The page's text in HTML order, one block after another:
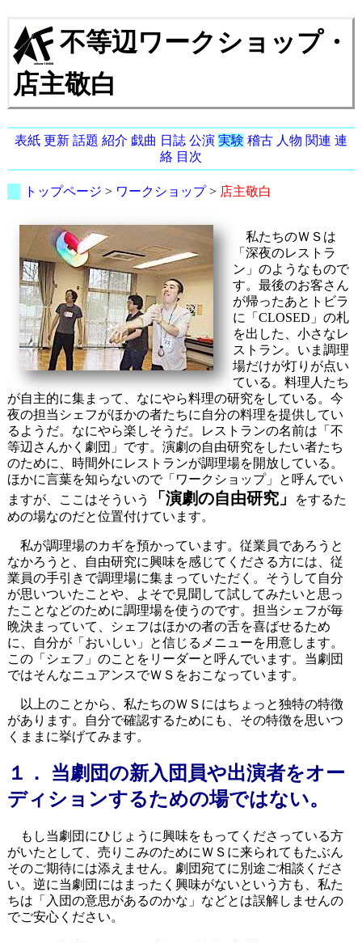
不等辺ワークショップ・
店主敬白
表紙 更新 話題 紹介 戯曲 日誌 公演 実験 稽古 人物 関連 連
絡 目次
トップページ > ワークショップ> 店主敬白
私たちのＷＳは
「深夜のレストラ
ン」のようなもので
す。最後のお客さん
が帰ったあとトビラ
に「CLOSED」の札
を出した、小さなレ
ストラン。いま調理
場だけが灯りが点い
ている。料理人たち
が自主的に集まって、なにやら料理の研究をしている。今
夜の担当シェフがほかの者たちに自分の料理を提供してい
るようだ。なにやら楽しそうだ。レストランの名前は「不
等辺さんかく劇団」です。演劇の自由研究をしたい者たち
のために、時間外にレストランが調理場を開放している。
ほかに言葉を知らないので「ワークショップ」と呼んでい
ますが、ここはそういう
「演劇の自由研究」
をするた
めの場なのだと位置付けています。
私が調理場のカギを預かっています。従業員であろうと
なかろうと、自由研究に興味を感じてくださる方には、従
業員の手引きで調理場に集まっていただく。そうして自分
が思いついたことや、よそで見聞して試してみたいと思っ
たことなどのために調理場を使うのです。担当シェフが毎
晩決まっていて、シェフはほかの者の舌を喜ばせるため
に、自分が「おいしい」と信じるメニューを用意します。
この「シェフ」のことをリーダーと呼んでいます。当劇団
ではそんなニュアンスでＷＳをおこなっています。
以上のことから、私たちのＷＳにはちょっと独特の特徴
があります。自分で確認するためにも、その特徴を思いつ
くままに挙げてみます。
１． 当劇団の新入団員や出演者をオー
ディションするための場ではない。
もし当劇団にひじょうに興味をもってくださっている方
がいたとして、売りこみのためにＷＳに来られてもたぶん
そのご期待には添えません。劇団宛てに別途ご相談くださ
い。逆に当劇団にはまったく興味がないという方も、私た
ちは「入団の意思があるのかな」などとは誤解しませんの
でご安心ください。